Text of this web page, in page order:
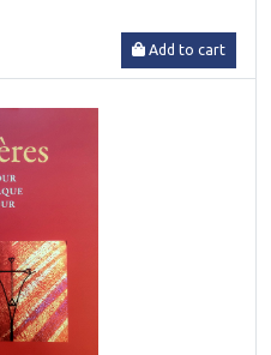
Add to cart